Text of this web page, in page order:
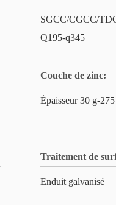
SGCC/CGCC/
Q195-q345
Couche de zinc:
Épaisseur 30 g-
Traitement de
Enduit galvanisé